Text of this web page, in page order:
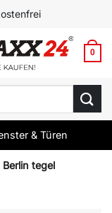
0
& Türen
Berlin tegel